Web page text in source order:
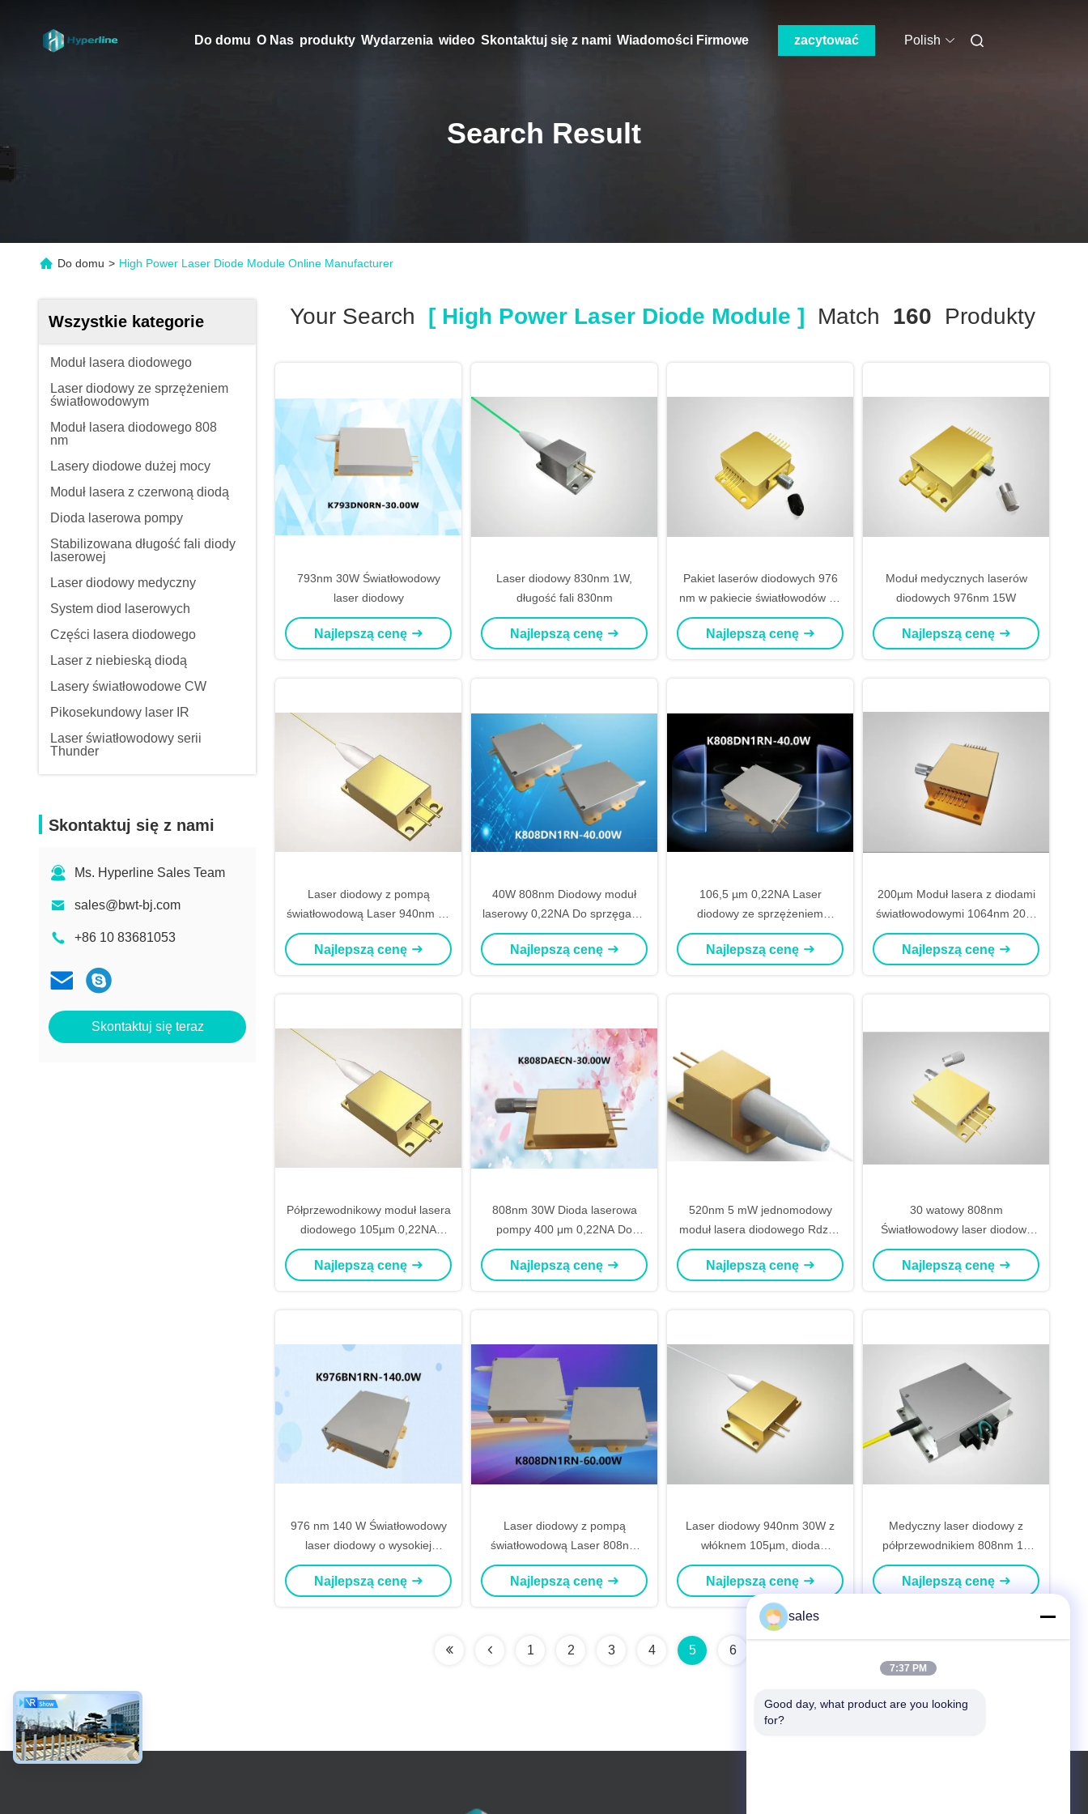
Do domu O Nas produkty Wydarzenia wideo Skontaktuj się z nami Wiadomości Firmowe zacytować Polish
Search Result
Do domu > High Power Laser Diode Module Online Manufacturer
Wszystkie kategorie
Moduł lasera diodowego
Laser diodowy ze sprzężeniem
światłowodowym
Moduł lasera diodowego 808
nm
Lasery diodowe dużej mocy
Moduł lasera z czerwoną diodą
Dioda laserowa pompy
Stabilizowana długość fali diody
laserowej
Laser diodowy medyczny
System diod laserowych
Części lasera diodowego
Laser z niebieską diodą
Lasery światłowodowe CW
Pikosekundowy laser IR
Laser światłowodowy serii
Thunder
Skontaktuj się z nami
Ms. Hyperline Sales Team
sales@bwt-bj.com
+86 10 83681053
Skontaktuj się teraz
Your Search [ High Power Laser Diode Module ] Match 160 Produkty
793nm 30W Światłowodowy
laser diodowy
Najlepszą cenę
Laser diodowy 830nm 1W,
długość fali 830nm
Najlepszą cenę
Pakiet laserów diodowych 976
nm w pakiecie światłowodów 10
W 200 µm 0,22NA dla
medycyny
Najlepszą cenę
Moduł medycznych laserów
diodowych 976nm 15W
Najlepszą cenę
Laser diodowy z pompą
światłowodową Laser 940nm 20
Watt 105 µm
Najlepszą cenę
40W 808nm Diodowy moduł
laserowy 0,22NA Do sprzęgania
światłowodu 106,5 µm
Najlepszą cenę
106,5 µm 0,22NA Laser
diodowy ze sprzężeniem
światłowodowym 808nm 40W
Do półprzewodnikowego
Najlepszą cenę
200µm Moduł lasera z diodami
światłowodowymi 1064nm 20W
dla medycyny
Najlepszą cenę
Półprzewodnikowy moduł lasera
diodowego 105µm 0,22NA
940nm 20 Watt Fibre Coupled
Najlepszą cenę
808nm 30W Dioda laserowa
pompy 400 μm 0,22NA Do
półprzewodnikowego
pompowania laserowego
Najlepszą cenę
520nm 5 mW jednomodowy
moduł lasera diodowego Rdzeń
światłowodowy 4 µm dla wiązki
celującej
Najlepszą cenę
30 watowy 808nm
Światłowodowy laser diodowy
400μm 0.22NA Do użytku
medycznego
Najlepszą cenę
976 nm 140 W Światłowodowy
laser diodowy o wysokiej
jasności z stabilizowaną
długością fali
Najlepszą cenę
Laser diodowy z pompą
światłowodową Laser 808nm
60W Z rdzeniem 106,5 µm
Najlepszą cenę
Laser diodowy 940nm 30W z
włóknem 105µm, dioda
laserowa z pompą
Najlepszą cenę
Medyczny laser diodowy z
półprzewodnikiem 808nm 15
Watt 375 μm 0,22NA
Najlepszą cenę
1 2 3 4 5 6
sales
7:37 PM
Good day, what product are you looking
for?